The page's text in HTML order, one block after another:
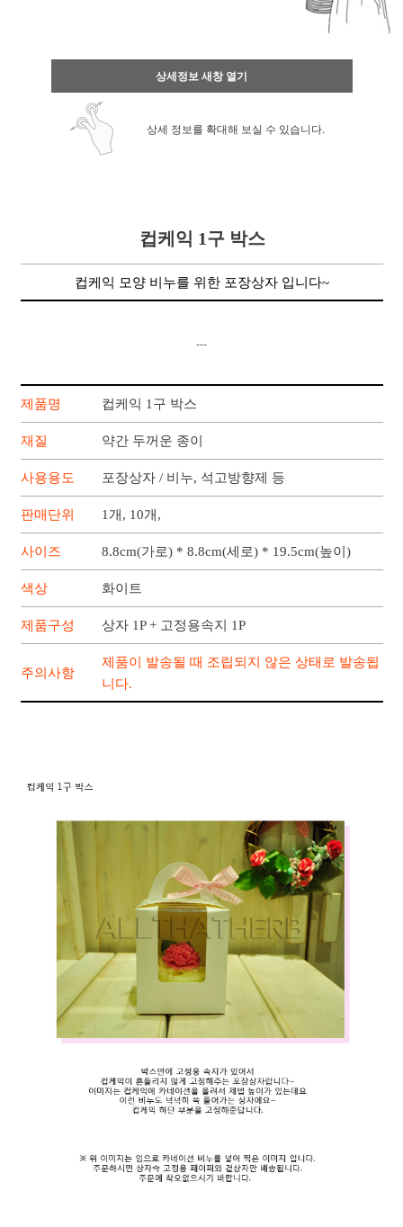
상세정보 새창 열기
상세 정보를 확대해 보실 수 있습니다.
컵케익 1구 박스
컵케익 모양 비누를 위한 포장상자 입니다~
---
제품명 컵케익 1구 박스
재질 약간 두꺼운 종이
사용용도 포장상자 / 비누, 석고방향제 등
판매단위 1개, 10개,
사이즈 8.8cm(가로) * 8.8cm(세로) * 19.5cm(높이)
색상 화이트
제품구성 상자 1P + 고정용속지 1P
주의사항
제품이 발송될 때 조립되지 않은 상태로 발송됩
니다.